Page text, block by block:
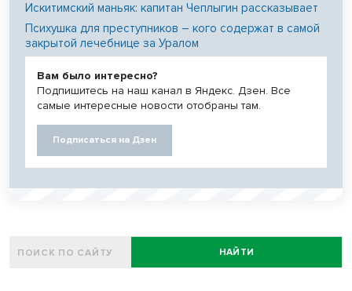
Искитимский маньяк: капитан Чеплыгин рассказывает
Психушка для преступников – кого содержат в самой
закрытой лечебнице за Уралом
Вам было интересно?
Подпишитесь на наш канал в Яндекс. Дзен. Все
самые интересные новости отобраны там.
Подписаться на Дзен
НАЙТИ